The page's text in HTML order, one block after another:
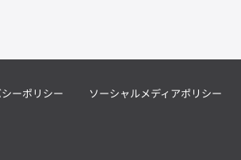
ーポリシー ソーシャルメディアポリシー